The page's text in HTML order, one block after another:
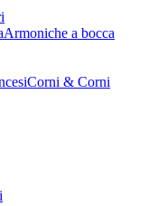
Armoniche a bocca
Corni & Corni